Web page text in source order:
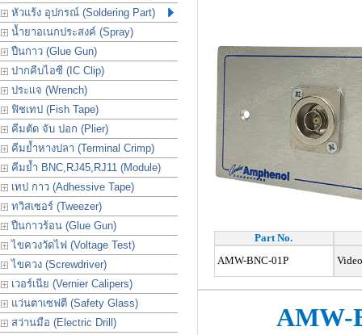
หัวแร้ง อุปกรณ์ (Soldering Part)
น้ำยาอเนกประสงค์ (Spray)
ปืนกาว (Glue Gun)
ปากคีบไอซี (IC Clip)
ประเเจ (Wrench)
ฟิชเทป (Fish Tape)
คีมตัด จับ ปอก (Plier)
คีมย้ำหางปลา (Terminal Crimp)
คีมย้ำ BNC,RJ45,RJ11 (Module)
เทป กาว (Adhessive Tape)
ทวิสเซอร์ (Tweezer)
ปืนกาวร้อน (Glue Gun)
ไขควงวัดไฟ (Voltage Test)
ไขควง (Screwdriver)
เวอร์เนีย (Vernier Calipers)
แว่นตาเซฟตี (Safety Glass)
สว่านมือ (Electric Drill)
Part No.
AMW-BNC-01P
AMW-